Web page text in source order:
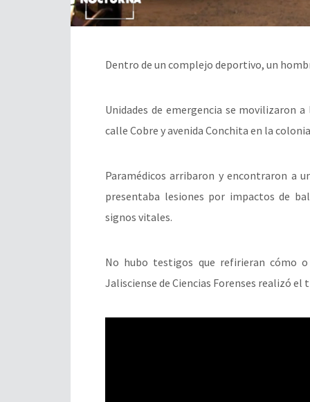
Dentro de un complejo deportivo, un
Unidades de emergencia se movilizaron
calle Cobre y avenida Conchita en la
Paramédicos arribaron y encontraron a
presentaba lesiones por impactos de
signos vitales.
No hubo testigos que refirieran cómo
Jalisciense de Ciencias Forenses realizó